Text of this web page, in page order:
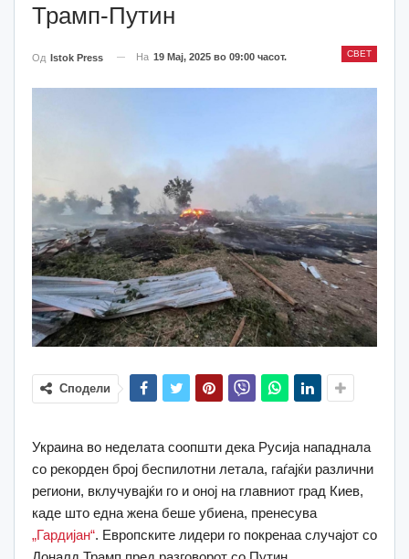
Трамп-Путин
СВЕТ
Од Istok Press На 19 Мај, 2025 во 09:00 часот.
Сподели
Украина во неделата соопшти дека Русија нападнала
со рекорден број беспилотни летала, гаѓајќи различни
региони, вклучувајќи го и оној на главниот град Киев,
каде што една жена беше убиена, пренесува
„Гардијан“. Европските лидери го покренаа случајот со